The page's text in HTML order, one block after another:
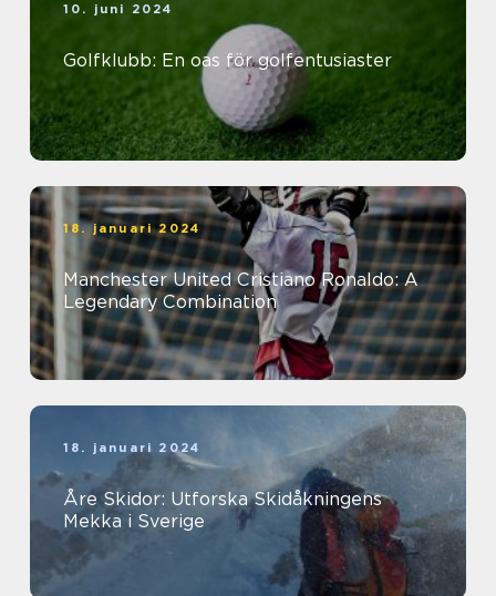
10. juni 2024
Golfklubb: En oas för golfentusiaster
18. januari 2024
Manchester United Cristiano Ronaldo: A
Legendary Combination
18. januari 2024
Åre Skidor: Utforska Skidåkningens
Mekka i Sverige